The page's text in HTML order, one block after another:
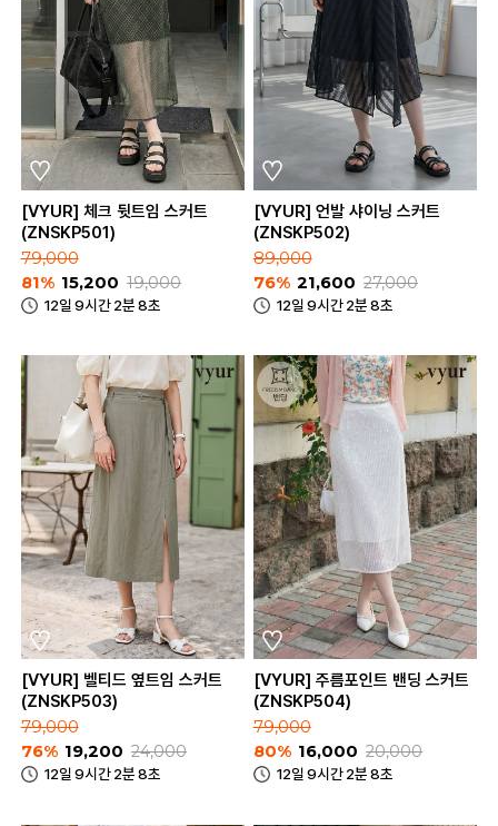
[VYUR] 체크 뒷트임 스커트
(ZNSKP501)
79,000
81% 15,200 19,000
12일 9시간 2분 8초
[VYUR] 언발 샤이닝 스커트
(ZNSKP502)
89,000
76% 21,600 27,000
12일 9시간 2분 8초
[VYUR] 벨티드 옆트임 스커트
(ZNSKP503)
79,000
76% 19,200 24,000
12일 9시간 2분 8초
[VYUR] 주름포인트 밴딩 스커트
(ZNSKP504)
79,000
80% 16,000 20,000
12일 9시간 2분 8초